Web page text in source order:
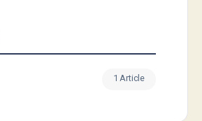
1 Article